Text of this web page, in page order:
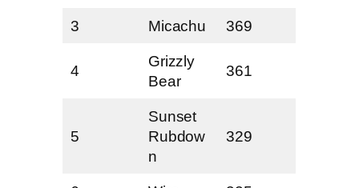
3 Micachu 369
4
Grizzly
Bear
361
5
Sunset
Rubdow
n
329